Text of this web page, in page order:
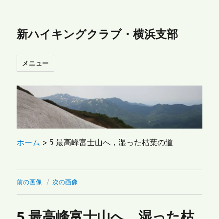
新ハイキングクラブ・横浜支部
メニュー
ホーム >5 最高峰富士山へ，湿った枯葉の道
前の画像 次の画像